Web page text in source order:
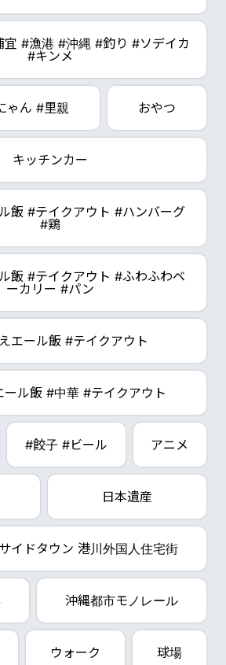
#漁港 #沖縄 #釣り #ソデイカ
#キンメ
ゃん #里親 おやつ
キッチンカー
飯 #テイクアウト #ハンバーグ
#鶏
飯 #テイクアウト #ふわふわベ
ーカリー #パン
エール飯 #テイクアウト
ール飯 #中華 #テイクアウト
#餃子 #ビール アニメ
日本遺産
イドタウン 港川外国人住宅街
沖縄都市モノレール
ウォーク 球場